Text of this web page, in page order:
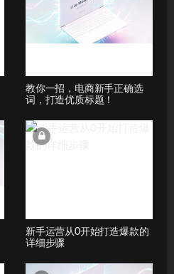
教你一招，电商新手正确选
词，打造优质标题！
新手运营从0开始打造爆款的
详细步骤